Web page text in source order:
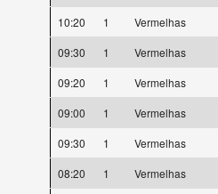
10:20
1 Vermelhas
09:30
1 Vermelhas
09:20
1 Vermelhas
09:00
1 Vermelhas
09:30
1 Vermelhas
08:20
1 Vermelhas